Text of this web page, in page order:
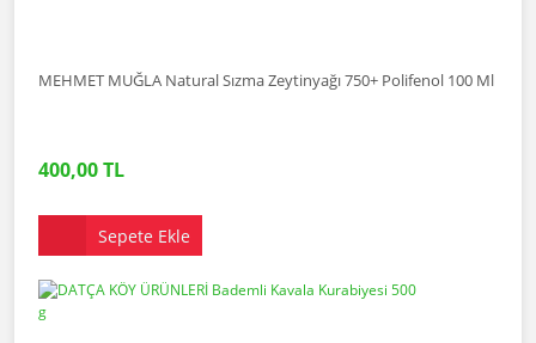
MEHMET MUĞLA Natural Sızma Zeytinyağı 750+ Polifenol 100 Ml
400,00 TL
Sepete Ekle